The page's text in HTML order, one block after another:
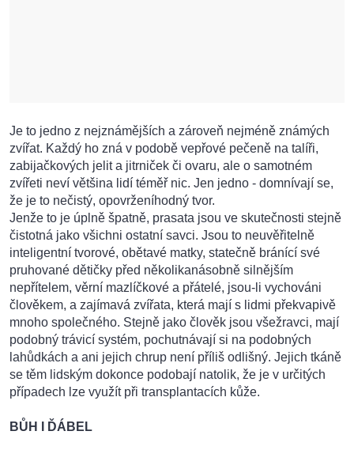
Je to jedno z nejznámějších a zároveň nejméně známých
zvířat. Každý ho zná v podobě vepřové pečeně na talíři,
zabijačkových jelit a jitrniček či ovaru, ale o samotném
zvířeti neví většina lidí téměř nic. Jen jedno - domnívají se,
že je to nečistý, opovrženíhodný tvor.
Jenže to je úplně špatně, prasata jsou ve skutečnosti stejně
čistotná jako všichni ostatní savci. Jsou to neuvěřitelně
inteligentní tvorové, obětavé matky, statečně bránící své
pruhované dětičky před několikanásobně silnějším
nepřítelem, věrní mazlíčkové a přátelé, jsou-li vychováni
člověkem, a zajímavá zvířata, která mají s lidmi překvapivě
mnoho společného. Stejně jako člověk jsou všežravci, mají
podobný trávicí systém, pochutnávají si na podobných
lahůdkách a ani jejich chrup není příliš odlišný. Jejich tkáně
se těm lidským dokonce podobají natolik, že je v určitých
případech lze využít při transplantacích kůže.
BŮH I ĎÁBEL